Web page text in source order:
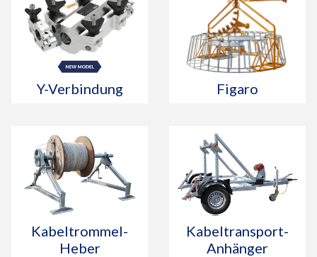
Y-Verbindung Figaro
Kabeltrommel-
Heber
Kabeltransport-
Anhänger